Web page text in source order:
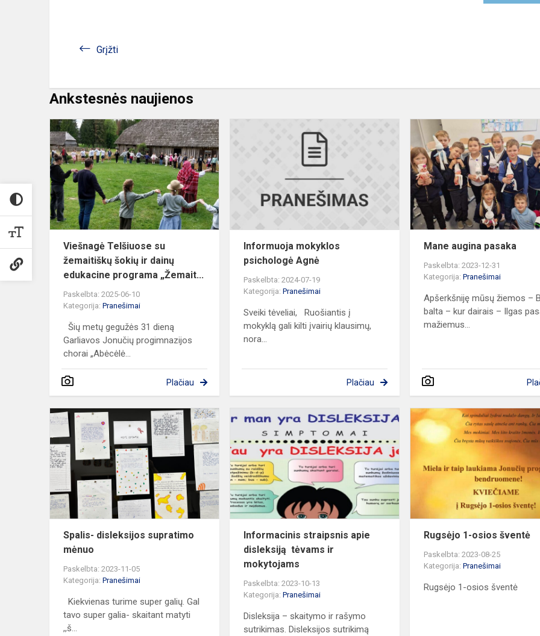
Grįžti
Ankstesnės naujienos
Viešnagė
Telšiuose
su
žemaitiškų
šokių
ir
dainų
edukacine
Viešnagė Telšiuose su
žemaitiškų šokių ir dainų
edukacine programa „Žemait...
Paskelbta: 2025-06-10
Kategorija: Pranešimai
Šių metų gegužės 31 dieną
Garliavos Jonučių progimnazijos
chorai „Abėcėlė...
Plačiau
Informuoja
mokyklos
psichologė
Agnė
Informuoja mokyklos
psichologė Agnė
Paskelbta: 2024-07-19
Kategorija:Pranešimai
Sveiki tėveliai, Ruošiantis į
mokyklą gali kilti įvairių klausimų,
nora...
Plačiau
Mane augina pasaka
Paskelbta: 2023-12-31
Kategorija:Pranešimai
Apšerkšniję mūsų žiemos –
balta – kur dairais – Ilgas
mažiemus...
Spalis-
disleksijos
supratimo
mėnuo
Spalis- disleksijos supratimo
mėnuo
Paskelbta: 2023-11-05
Kategorija: Pranešimai
Kiekvienas turime super galių. Gal
tavo super galia- skaitant matyti
,,š...
Informacinis
straipsnis
apie
disleksiją
tėvams
ir
mokytoja...
Informacinis straipsnis apie
disleksiją tėvams ir
mokytojams
Paskelbta: 2023-10-13
Kategorija:Pranešimai
Disleksija – skaitymo ir rašymo
sutrikimas. Disleksijos sutrikimą
Rugsėjo 1-osios šventė
Paskelbta: 2023-08-25
Kategorija:Pranešimai
Rugsėjo 1-osios šventė